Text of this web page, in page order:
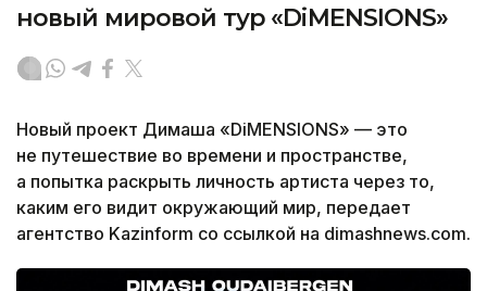
новый мировой тур «DiMENSIONS»
Новый проект Димаша «DiMENSIONS» — это
не путешествие во времени и пространстве,
а попытка раскрыть личность артиста через то,
каким его видит окружающий мир, передает
агентство Kazinform со ссылкой на dimashnews.com.